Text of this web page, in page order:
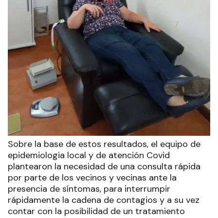
Sobre la base de estos resultados, el equipo de
epidemiologia local y de atención Covid
plantearon la necesidad de una consulta rápida
por parte de los vecinos y vecinas ante la
presencia de síntomas, para interrumpir
rápidamente la cadena de contagios y a su vez
contar con la posibilidad de un tratamiento